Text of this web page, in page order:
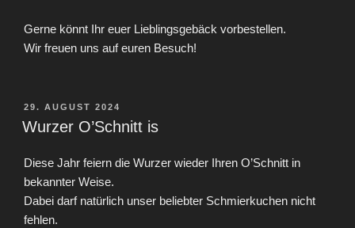
Gerne könnt Ihr euer Lieblingsgebäck vorbestellen.
Wir freuen uns auf euren Besuch!
VERÖFFENTLICHT
AM
29. AUGUST 2024
Wurzer O’Schnitt is
Diese Jahr feiern die Wurzer wieder Ihren O’Schnitt in
bekannter Weise.
Dabei darf natürlich unser beliebter Schmierkuchen nicht
fehlen.